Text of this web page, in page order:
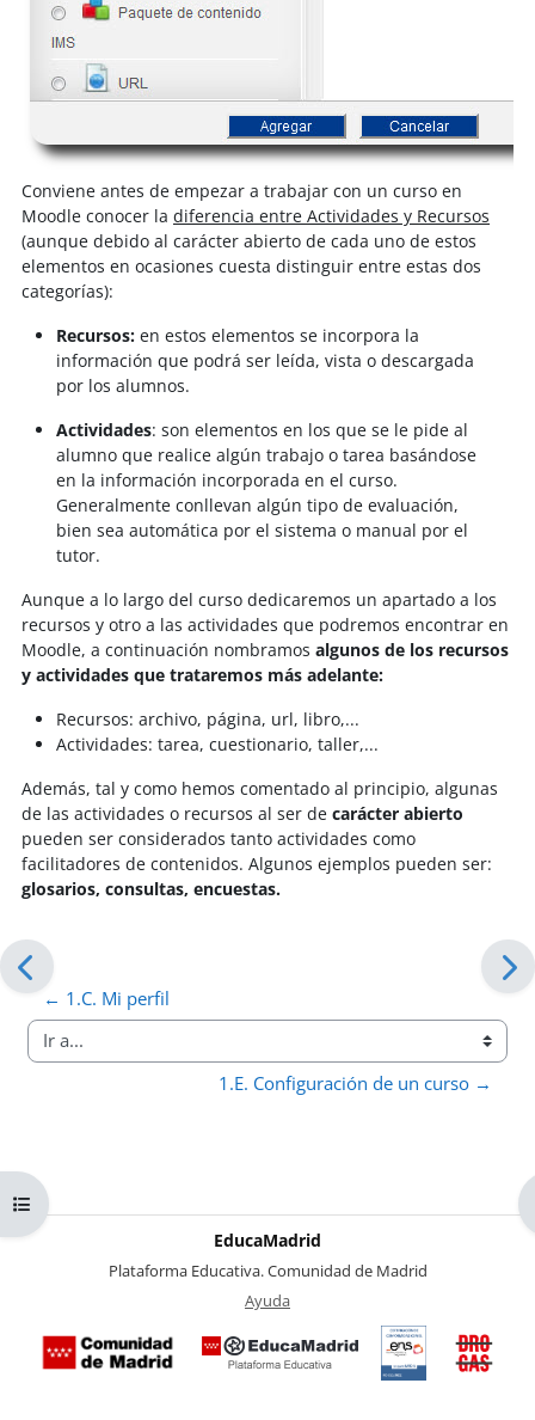
Abrir índice del curso
Conviene antes de empezar a trabajar con un curso en
Moodle conocer la diferencia entre Actividades y Recursos
(aunque debido al carácter abierto de cada uno de estos
elementos en ocasiones cuesta distinguir entre estas dos
categorías):
Recursos:en estos elementos se incorpora la
información que podrá ser leída, vista o descargada
por los alumnos.
Actividades: son elementos en los que se le pide al
alumno que realice algún trabajo o tarea basándose
en la información incorporada en el curso.
Generalmente conllevan algún tipo de evaluación,
bien sea automática por el sistema o manual por el
tutor.
Aunque a lo largo del curso dedicaremos un apartado a los
recursos y otro a las actividades que podremos encontrar en
Moodle, a continuación nombramos algunos de los recursos
y actividades que trataremos más adelante:
Recursos: archivo, página, url, libro,...
Actividades: tarea, cuestionario, taller,...
Además, tal y como hemos comentado al principio, algunas
de las actividades o recursos al ser de carácter abierto
pueden ser considerados tanto actividades como
facilitadores de contenidos. Algunos ejemplos pueden ser:
glosarios, consultas, encuestas.
← 1.C. Mi perfil
Ir a...
1.E. Configuración de un curso →
EducaMadrid
Plataforma Educativa. Comunidad de Madrid
Ayuda
Certificación
de
conformidad
con el del